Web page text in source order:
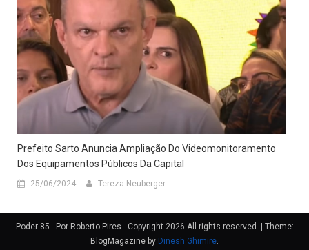
Prefeito Sarto Anuncia Ampliação Do Videomonitoramento
Dos Equipamentos Públicos Da Capital
25/06/2024 Tereza Neuberger
Poder 85 - Por Roberto Pires - Copyright 2026 All rights reserved.
Theme:
BlogMagazine by Dinesh Ghimire.